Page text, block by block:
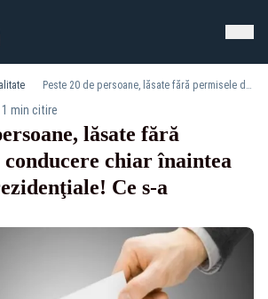
Peste 20 de persoane, lăsate fără permisele de conducere chiar înaintea alegerilor prezidenţiale! Ce s-a întâmplat!
1 min citire
lăsate fără
conducere chiar înaintea
Ce s-a